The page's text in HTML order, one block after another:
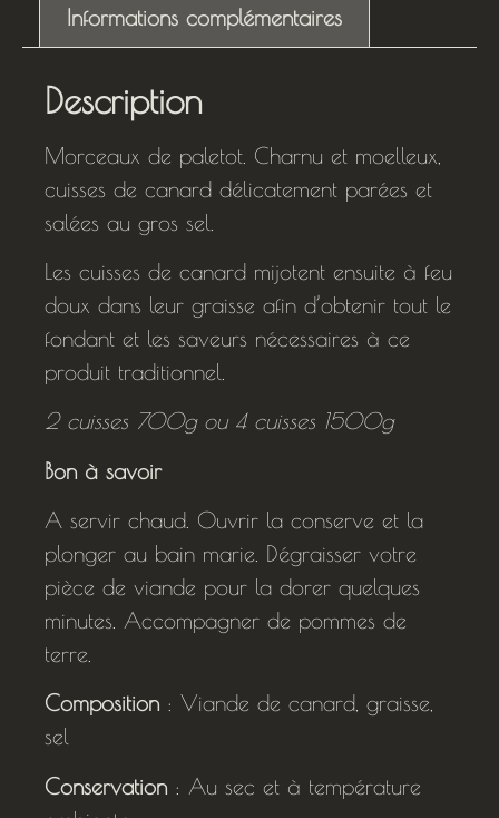
Informations complémentaires
Description
Morceaux de paletot. Charnu et moelleux,
cuisses de canard délicatement parées et
salées au gros sel.
Les cuisses de canard mijotent ensuite à feu
doux dans leur graisse afin d’obtenir tout le
fondant et les saveurs nécessaires à ce
produit traditionnel.
2 cuisses 700g ou 4 cuisses 1500g
Bon à savoir
A servir chaud. Ouvrir la conserve et la
plonger au bain marie. Dégraisser votre
pièce de viande pour la dorer quelques
minutes. Accompagner de pommes de
terre.
Composition : Viande de canard, graisse,
sel
Conservation : Au sec et à température